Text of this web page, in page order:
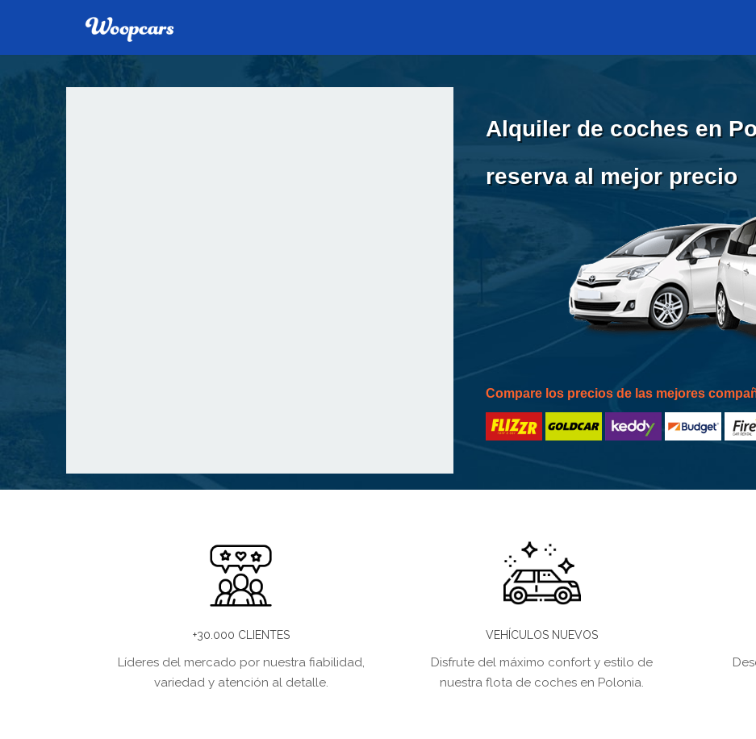
Alquiler de coches en
reserva al mejor precio
Compare los precios de las mejores
+30.000 CLIENTES
Líderes del mercado por nuestra fiabilidad,
variedad y atención al detalle.
VEHÍCULOS NUEVOS
Disfrute del máximo confort y estilo de
nuestra flota de coches en Polonia.